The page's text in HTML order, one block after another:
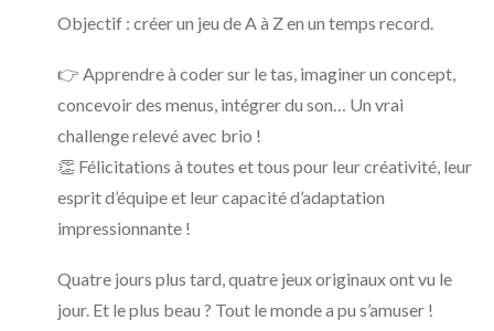
Objectif : créer un jeu de A à Z en un temps record.
👉 Apprendre à coder sur le tas, imaginer un concept,
concevoir des menus, intégrer du son… Un vrai
challenge relevé avec brio !
👏 Félicitations à toutes et tous pour leur créativité, leur
esprit d’équipe et leur capacité d’adaptation
impressionnante !
Quatre jours plus tard, quatre jeux originaux ont vu le
jour. Et le plus beau ? Tout le monde a pu s’amuser !